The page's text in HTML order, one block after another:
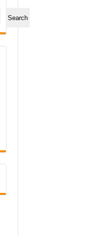
Search